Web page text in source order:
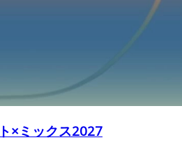
×ミックス2027